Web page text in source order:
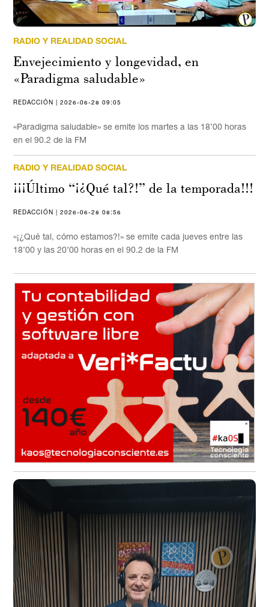
RADIO Y REALIDAD SOCIAL
Envejecimiento y longevidad, en
«Paradigma saludable»
REDACCIÓN | 2026-06-28 09:05
«Paradigma saludable» se emite los martes a las 18’00 horas
en el 90.2 de la FM
RADIO Y REALIDAD SOCIAL
¡¡¡Último “¡¿Qué tal?!” de la temporada!!!
REDACCIÓN | 2026-06-28 08:56
«¡¿Qué tal, cómo estamos?!» se emite cada jueves entre las
18’00 y las 20’00 horas en el 90.2 de la FM